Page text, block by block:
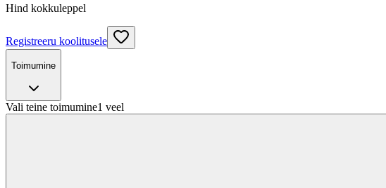
Hind kokkuleppel
Registreeru koolitusele
Toimumine
Vali teine toimumine1 veel